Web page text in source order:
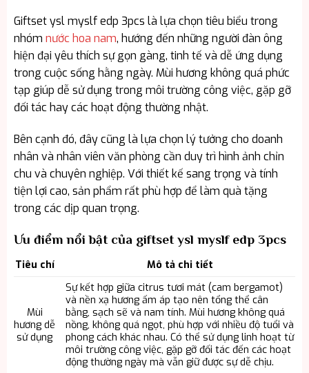
Giftset ysl myslf edp 3pcs là lựa chọn tiêu biểu trong
nhóm nước hoa nam, hướng đến những người đàn ông
hiện đại yêu thích sự gọn gàng, tinh tế và dễ ứng dụng
trong cuộc sống hằng ngày. Mùi hương không quá phức
tạp giúp dễ sử dụng trong môi trường công việc, gặp gỡ
đối tác hay các hoạt động thường nhật.
Bên cạnh đó, đây cũng là lựa chọn lý tưởng cho doanh
nhân và nhân viên văn phòng cần duy trì hình ảnh chỉn
chu và chuyên nghiệp. Với thiết kế sang trọng và tính
tiện lợi cao, sản phẩm rất phù hợp để làm quà tặng
trong các dịp quan trọng.
Ưu điểm nổi bật của giftset ysl myslf edp 3pcs
Tiêu chí Mô tả chi tiết
Mùi
hương dễ
sử dụng
Sự kết hợp giữa citrus tươi mát (cam bergamot)
và nền xạ hương ấm áp tạo nên tổng thể cân
bằng, sạch sẽ và nam tính. Mùi hương không quá
nồng, không quá ngọt, phù hợp với nhiều độ tuổi và
phong cách khác nhau. Có thể sử dụng linh hoạt từ
môi trường công việc, gặp gỡ đối tác đến các hoạt
động thường ngày mà vẫn giữ được sự dễ chịu.